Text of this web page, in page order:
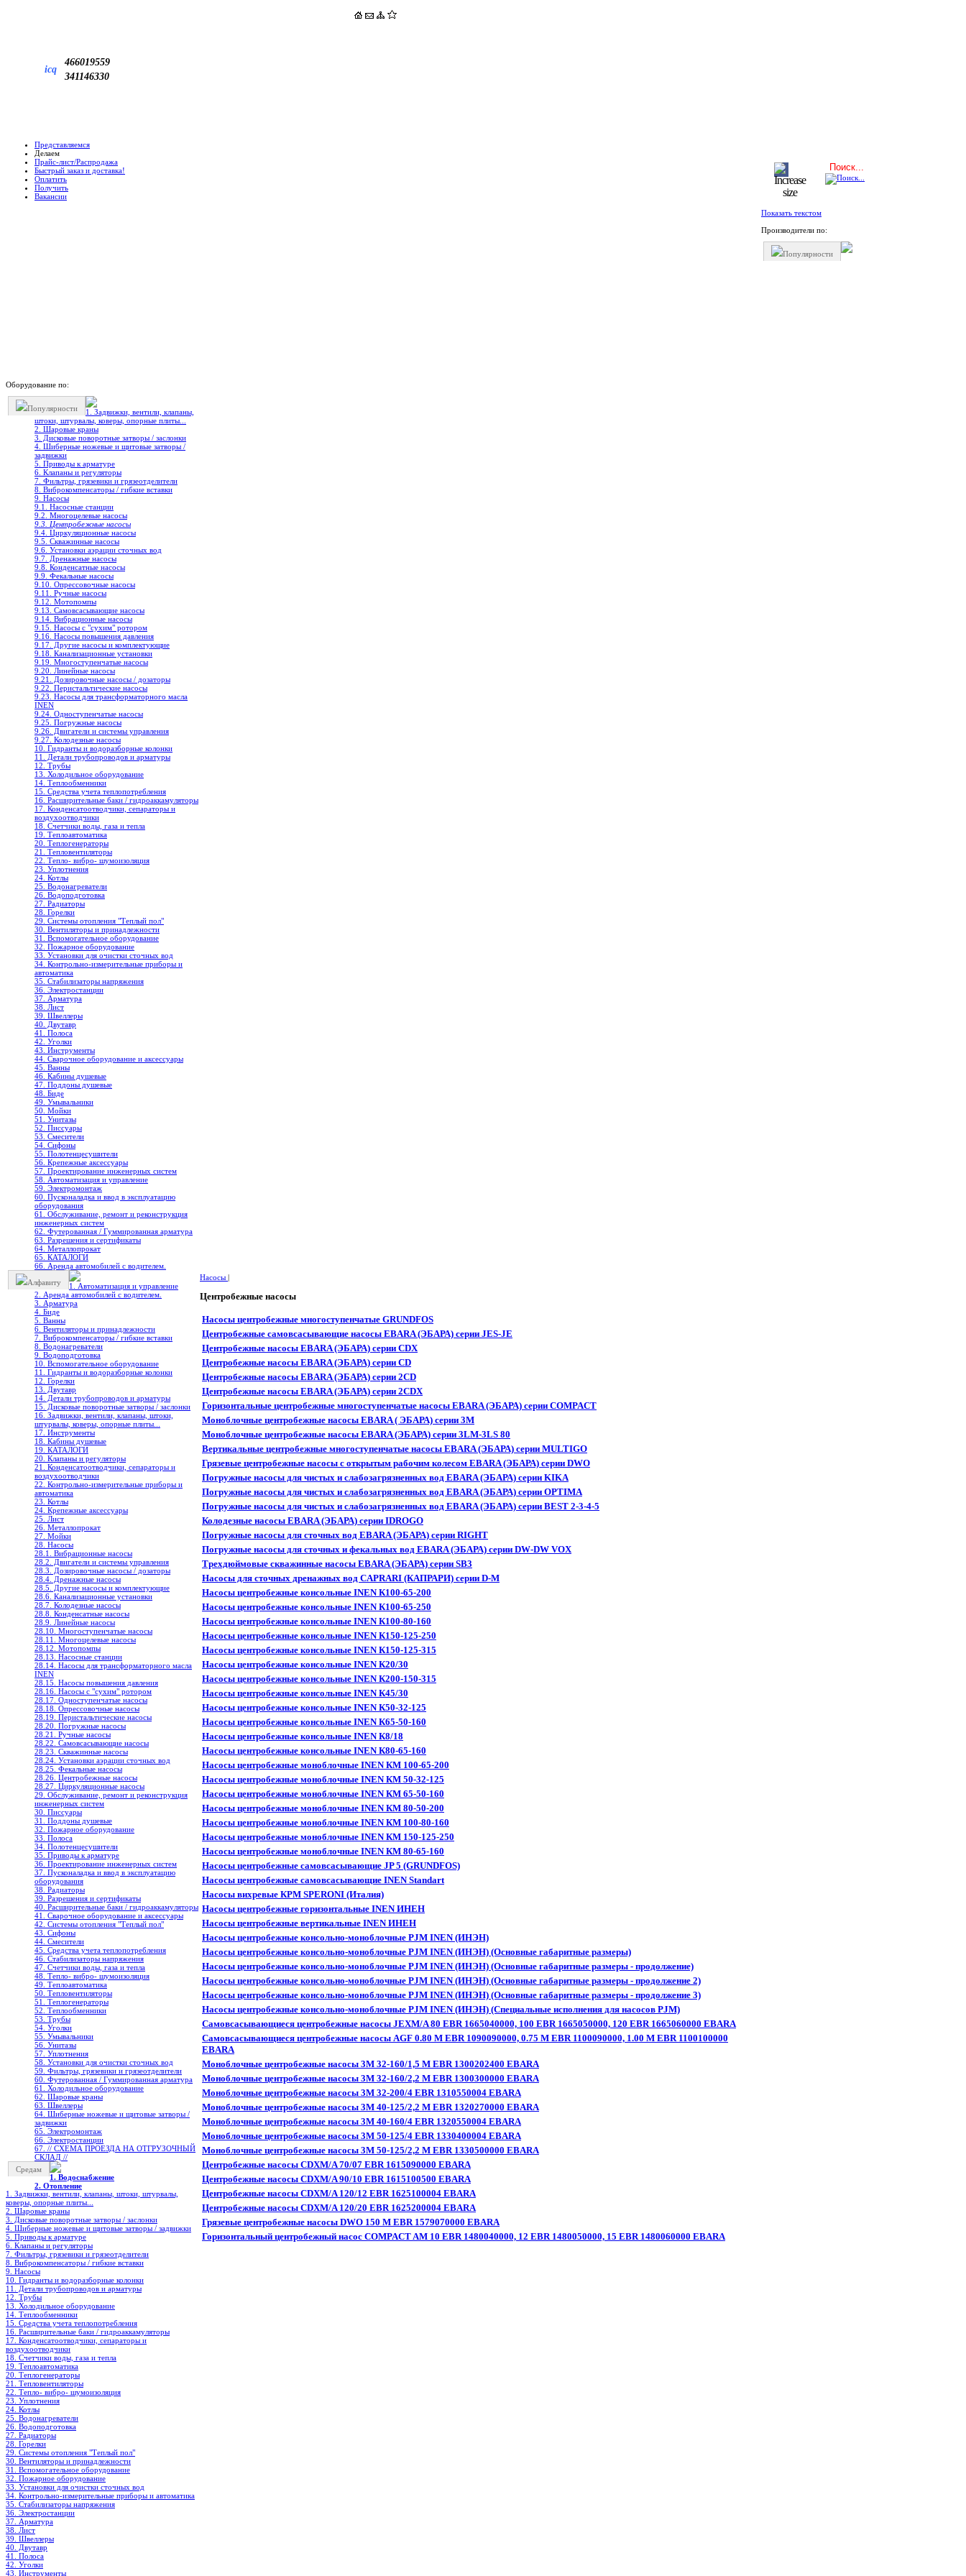
icq
466019559
341146330
Представляемся
Делаем
Прайс-лист/Распродажа
Быстрый заказ и доставка!
Оплатить
Получить
Вакансии
Оборудование по:
Популярности
1. Задвижки, вентили, клапаны,
штоки, штурвалы, коверы, опорные плиты...
2. Шаровые краны
3. Дисковые поворотные затворы / заслонки
4. Шиберные ножевые и щитовые затворы /
задвижки
5. Приводы к арматуре
6. Клапаны и регуляторы
7. Фильтры, грязевики и грязеотделители
8. Виброкомпенсаторы / гибкие вставки
9. Насосы
9.1. Насосные станции
9.2. Многоцелевые насосы
9.3. Центробежные насосы
9.4. Циркуляционные насосы
9.5. Скважинные насосы
9.6. Установки аэрации сточных вод
9.7. Дренажные насосы
9.8. Конденсатные насосы
9.9. Фекальные насосы
9.10. Опрессовочные насосы
9.11. Ручные насосы
9.12. Мотопомпы
9.13. Самовсасывающие насосы
9.14. Вибрационные насосы
9.15. Насосы с "сухим" ротором
9.16. Насосы повышения давления
9.17. Другие насосы и комплектующие
9.18. Канализационные установки
9.19. Многоступенчатые насосы
9.20. Линейные насосы
9.21. Дозировочные насосы / дозаторы
9.22. Перистальтические насосы
9.23. Насосы для трансформаторного масла
INEN
9.24. Одноступенчатые насосы
9.25. Погружные насосы
9.26. Двигатели и системы управления
9.27. Колодезные насосы
10. Гидранты и водоразборные колонки
11. Детали трубопроводов и арматуры
12. Трубы
13. Холодильное oборудование
14. Теплообменники
15. Средства учета теплопотребления
16. Расширительные баки / гидроаккамуляторы
17. Конденсатоотводчики, сепараторы и
воздухоотводчики
18. Счетчики воды, газа и тепла
19. Теплоавтоматика
20. Теплогенераторы
21. Тепловентиляторы
22. Тепло- вибро- шумоизоляция
23. Уплотнения
24. Котлы
25. Водонагреватели
26. Водоподготовка
27. Радиаторы
28. Горелки
29. Системы отопления "Теплый пол"
30. Вентиляторы и принадлежности
31. Вспомогательное оборудование
32. Пожарное оборудование
33. Установки для очистки сточных вод
34. Контрольно-измерительные приборы и
автоматика
35. Стабилизаторы напряжения
36. Электростанции
37. Арматура
38. Лист
39. Швеллеры
40. Двутавр
41. Полоса
42. Уголки
43. Инструменты
44. Сварочное оборудование и аксессуары
45. Ванны
46. Кабины душевые
47. Поддоны душевые
48. Биде
49. Умывальники
50. Мойки
51. Унитазы
52. Писсуары
53. Смесители
54. Сифоны
55. Полотенцесушители
56. Крепежные аксессуары
57. Проектирование инженерных систем
58. Автоматизация и управление
59. Электромонтаж
60. Пусконаладка и ввод в эксплуатацию
оборудования
61. Обслуживание, ремонт и реконструкция
инженерных систем
62. Футерованная / Гуммированная арматура
63. Разрешения и сертификаты
64. Металлопрокат
65. КАТАЛОГИ
66. Аренда автомобилей с водителем.
Алфавиту
1. Автоматизация и управление
2. Аренда автомобилей с водителем.
3. Арматура
4. Биде
5. Ванны
6. Вентиляторы и принадлежности
7. Виброкомпенсаторы / гибкие вставки
8. Водонагреватели
9. Водоподготовка
10. Вспомогательное оборудование
11. Гидранты и водоразборные колонки
12. Горелки
13. Двутавр
14. Детали трубопроводов и арматуры
15. Дисковые поворотные затворы / заслонки
16. Задвижки, вентили, клапаны, штоки,
штурвалы, коверы, опорные плиты...
17. Инструменты
18. Кабины душевые
19. КАТАЛОГИ
20. Клапаны и регуляторы
21. Конденсатоотводчики, сепараторы и
воздухоотводчики
22. Контрольно-измерительные приборы и
автоматика
23. Котлы
24. Крепежные аксессуары
25. Лист
26. Металлопрокат
27. Мойки
28. Насосы
28.1. Вибрационные насосы
28.2. Двигатели и системы управления
28.3. Дозировочные насосы / дозаторы
28.4. Дренажные насосы
28.5. Другие насосы и комплектующие
28.6. Канализационные установки
28.7. Колодезные насосы
28.8. Конденсатные насосы
28.9. Линейные насосы
28.10. Многоступенчатые насосы
28.11. Многоцелевые насосы
28.12. Мотопомпы
28.13. Насосные станции
28.14. Насосы для трансформаторного масла
INEN
28.15. Насосы повышения давления
28.16. Насосы с "сухим" ротором
28.17. Одноступенчатые насосы
28.18. Опрессовочные насосы
28.19. Перистальтические насосы
28.20. Погружные насосы
28.21. Ручные насосы
28.22. Самовсасывающие насосы
28.23. Скважинные насосы
28.24. Установки аэрации сточных вод
28.25. Фекальные насосы
28.26. Центробежные насосы
28.27. Циркуляционные насосы
29. Обслуживание, ремонт и реконструкция
инженерных систем
30. Писсуары
31. Поддоны душевые
32. Пожарное оборудование
33. Полоса
34. Полотенцесушители
35. Приводы к арматуре
36. Проектирование инженерных систем
37. Пусконаладка и ввод в эксплуатацию
оборудования
38. Радиаторы
39. Разрешения и сертификаты
40. Расширительные баки / гидроаккамуляторы
41. Сварочное оборудование и аксессуары
42. Системы отопления "Теплый пол"
43. Сифоны
44. Смесители
45. Средства учета теплопотребления
46. Стабилизаторы напряжения
47. Счетчики воды, газа и тепла
48. Тепло- вибро- шумоизоляция
49. Теплоавтоматика
50. Тепловентиляторы
51. Теплогенераторы
52. Теплообменники
53. Трубы
54. Уголки
55. Умывальники
56. Унитазы
57. Уплотнения
58. Установки для очистки сточных вод
59. Фильтры, грязевики и грязеотделители
60. Футерованная / Гуммированная арматура
61. Холодильное oборудование
62. Шаровые краны
63. Швеллеры
64. Шиберные ножевые и щитовые затворы /
задвижки
65. Электромонтаж
66. Электростанции
67. // СХЕМА ПРОЕЗДА НА ОТГРУЗОЧНЫЙ
СКЛАД //
Средам
1. Водоснабжение
2. Отопление
1. Задвижки, вентили, клапаны, штоки, штурвалы,
коверы, опорные плиты...
2. Шаровые краны
3. Дисковые поворотные затворы / заслонки
4. Шиберные ножевые и щитовые затворы / задвижки
5. Приводы к арматуре
6. Клапаны и регуляторы
7. Фильтры, грязевики и грязеотделители
8. Виброкомпенсаторы / гибкие вставки
9. Насосы
10. Гидранты и водоразборные колонки
11. Детали трубопроводов и арматуры
12. Трубы
13. Холодильное oборудование
14. Теплообменники
15. Средства учета теплопотребления
16. Расширительные баки / гидроаккамуляторы
17. Конденсатоотводчики, сепараторы и
воздухоотводчики
18. Счетчики воды, газа и тепла
19. Теплоавтоматика
20. Теплогенераторы
21. Тепловентиляторы
22. Тепло- вибро- шумоизоляция
23. Уплотнения
24. Котлы
25. Водонагреватели
26. Водоподготовка
27. Радиаторы
28. Горелки
29. Системы отопления "Теплый пол"
30. Вентиляторы и принадлежности
31. Вспомогательное оборудование
32. Пожарное оборудование
33. Установки для очистки сточных вод
34. Контрольно-измерительные приборы и автоматика
35. Стабилизаторы напряжения
36. Электростанции
37. Арматура
38. Лист
39. Швеллеры
40. Двутавр
41. Полоса
42. Уголки
43. Инструменты
Насосы |
Центробежные насосы
Насосы центробежные многоступенчатые GRUNDFOS
Центробежные самовсасывающие насосы EBARA (ЭБАРА) серии JES-JE
Центробежные насосы EBARA (ЭБАРА) серии CDX
Центробежные насосы EBARA (ЭБАРА) серии CD
Центробежные насосы EBARA (ЭБАРА) серии 2CD
Центробежные насосы EBARA (ЭБАРА) серии 2CDX
Горизонтальные центробежные многоступенчатые насосы EBARA (ЭБАРА) серии COMPACT
Моноблочные центробежные насосы EBARA ( ЭБАРА) серии 3M
Моноблочные центробежные насосы EBARA (ЭБАРА) серии 3LM-3LS 80
Вертикальные центробежные многоступенчатые насосы EBARA (ЭБАРА) серии MULTIGO
Грязевые центробежные насосы с открытым рабочим колесом EBARA (ЭБАРА) серии DWO
Погружные насосы для чистых и слабозагрязненных вод EBARA (ЭБАРА) серии KIKA
Погружные насосы для чистых и слабозагрязненных вод EBARA (ЭБАРА) серии OPTIMA
Погружные насосы для чистых и слабозагрязненных вод EBARA (ЭБАРА) серии BEST 2-3-4-5
Колодезные насосы EBARA (ЭБАРА) серии IDROGO
Погружные насосы для сточных вод EBARA (ЭБАРА) серии RIGHT
Погружные насосы для сточных и фекальных вод EBARA (ЭБАРА) серии DW-DW VOX
Трехдюймовые скважинные насосы EBARA (ЭБАРА) серии SB3
Насосы для сточных дренажных вод CAPRARI (КАПРАРИ) серии D-M
Насосы центробежные консольные INEN К100-65-200
Насосы центробежные консольные INEN К100-65-250
Насосы центробежные консольные INEN К100-80-160
Насосы центробежные консольные INEN К150-125-250
Насосы центробежные консольные INEN К150-125-315
Насосы центробежные консольные INEN К20/30
Насосы центробежные консольные INEN К200-150-315
Насосы центробежные консольные INEN К45/30
Насосы центробежные консольные INEN К50-32-125
Насосы центробежные консольные INEN К65-50-160
Насосы центробежные консольные INEN К8/18
Насосы центробежные консольные INEN К80-65-160
Насосы центробежные моноблочные INEN КМ 100-65-200
Насосы центробежные моноблочные INEN КМ 50-32-125
Насосы центробежные моноблочные INEN КМ 65-50-160
Насосы центробежные моноблочные INEN КМ 80-50-200
Насосы центробежные моноблочные INEN КМ 100-80-160
Насосы центробежные моноблочные INEN КМ 150-125-250
Насосы центробежные моноблочные INEN КМ 80-65-160
Насосы центробежные самовсасывающие JP 5 (GRUNDFOS)
Насосы центробежные самовсасывающие INEN Standart
Насосы вихревые КРМ SPERONI (Италия)
Насосы центробежные горизонтальные INEN ИНЕН
Насосы центробежные вертикальные INEN ИНЕН
Насосы центробежные консольно-моноблочные PJM INEN (ИНЭН)
Насосы центробежные консольно-моноблочные PJM INEN (ИНЭН) (Основные габаритные размеры)
Насосы центробежные консольно-моноблочные PJM INEN (ИНЭН) (Основные габаритные размеры - продолжение)
Насосы центробежные консольно-моноблочные PJM INEN (ИНЭН) (Основные габаритные размеры - продолжение 2)
Насосы центробежные консольно-моноблочные PJM INEN (ИНЭН) (Основные габаритные размеры - продолжение 3)
Насосы центробежные консольно-моноблочные PJM INEN (ИНЭН) (Специальные исполнения для насосов PJM)
Самовсасывающиеся центробежные насосы JEXM/A 80 EBR 1665040000, 100 EBR 1665050000, 120 EBR 1665060000 EBARA
Самовсасывающиеся центробежные насосы AGF 0.80 M EBR 1090090000, 0.75 M EBR 1100090000, 1.00 M EBR 1100100000
EBARA
Моноблочные центробежные насосы 3M 32-160/1,5 M EBR 1300202400 EBARA
Моноблочные центробежные насосы 3M 32-160/2,2 M EBR 1300300000 EBARA
Моноблочные центробежные насосы 3M 32-200/4 EBR 1310550004 EBARA
Моноблочные центробежные насосы 3M 40-125/2,2 M EBR 1320270000 EBARA
Моноблочные центробежные насосы 3M 40-160/4 EBR 1320550004 EBARA
Моноблочные центробежные насосы 3M 50-125/4 EBR 1330400004 EBARA
Моноблочные центробежные насосы 3M 50-125/2,2 M EBR 1330500000 EBARA
Центробежные насосы CDXM/A 70/07 EBR 1615090000 EBARA
Центробежные насосы CDXM/A 90/10 EBR 1615100500 EBARA
Центробежные насосы CDXM/A 120/12 EBR 1625100004 EBARA
Центробежные насосы CDXM/A 120/20 EBR 1625200004 EBARA
Грязевые центробежные насосы DWO 150 M EBR 1579070000 EBARA
Горизонтальный центробежный насос COMPACT AM 10 EBR 1480040000, 12 EBR 1480050000, 15 EBR 1480060000 EBARA
Показать текстом
Производители по:
Популярности